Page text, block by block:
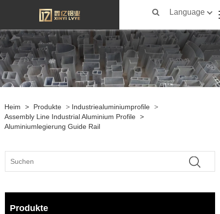
Language
Heim > Produkte > Industriealuminiumprofile >
Assembly Line Industrial Aluminium Profile >
Aluminiumlegierung Guide Rail
Produkte